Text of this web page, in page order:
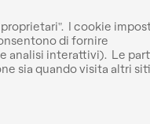
I cookie
di fornire
analisi interattivi). Le
sia quando visita altri